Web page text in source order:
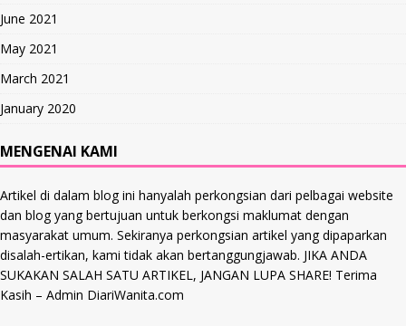
June 2021
May 2021
March 2021
January 2020
MENGENAI KAMI
Artikel di dalam blog ini hanyalah perkongsian dari pelbagai website
dan blog yang bertujuan untuk berkongsi maklumat dengan
masyarakat umum. Sekiranya perkongsian artikel yang dipaparkan
disalah-ertikan, kami tidak akan bertanggungjawab. JIKA ANDA
SUKAKAN SALAH SATU ARTIKEL, JANGAN LUPA SHARE! Terima
Kasih – Admin DiariWanita.com